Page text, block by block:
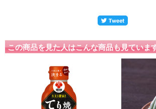
この商品を見た人はこんな商品も見ていま